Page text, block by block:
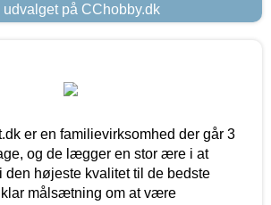
udvalget på CChobby.dk
er en familievirksomhed der går 3
og de lægger en stor ære i at
højeste kvalitet til de bedste
klar målsætning om at være